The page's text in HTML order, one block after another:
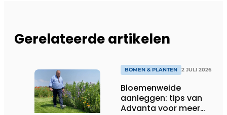
Gerelateerde artikelen
BOMEN & PLANTEN 2 JULI 2026
Bloemenweide
aanleggen: tips van
Advanta voor meer